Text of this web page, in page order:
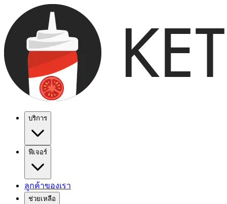
บริการ
ฟีเจอร์
ลูกค้าของเรา
ช่วยเหลือ